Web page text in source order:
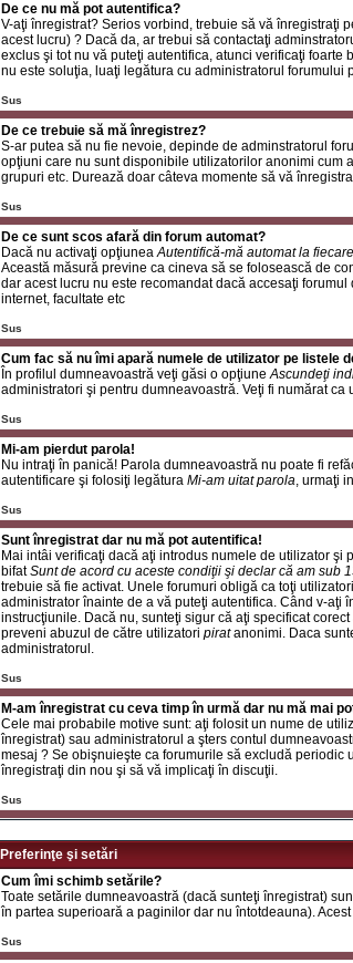
De ce nu mă pot autentifica?
V-aţi înregistrat? Serios vorbind, trebuie să vă înregistraţi
acest lucru) ? Dacă da, ar trebui să contactaţi
exclus şi tot nu vă puteţi autentifica, atunci verificaţi
nu este soluţia, luaţi legătura cu administratorul forumului
Sus
De ce trebuie să mă înregistrez?
S-ar putea să nu fie nevoie, depinde de adminstratorul
opţiuni care nu sunt disponibile utilizatorilor anonimi cum
grupuri etc. Durează doar câteva momente să vă
Sus
De ce sunt scos afară din forum automat?
Dacă nu activaţi opţiuneaAutentifică-mă automat la
Această măsură previne ca cineva să se folosească de
dar acest lucru nu este recomandat dacă accesaţi
internet, facultate etc
Sus
Cum fac să nu îmi apară numele de utilizator pe listele
În profilul dumneavoastră veţi găsi o opţiuneAscundeţi
administratori şi pentru dumneavoastră. Veţi fi numărat ca
Sus
Mi-am pierdut parola!
Nu intraţi în panică! Parola dumneavoastră nu poate fi
autentificare şi folosiţi legătura Mi-am uitat parola, urmaţi
Sus
Sunt înregistrat dar nu mă pot autentifica!
Mai intâi verificaţi dacă aţi introdus numele de utilizator şi
bifatSunt de acord cu aceste condiţii şi declar că am sub
trebuie să fie activat. Unele forumuri obligă ca toţi
administrator înainte de a vă puteţi autentifica. Când v-aţi
instrucţiunile. Dacă nu, sunteţi sigur că aţi specificat
preveni abuzul de către utilizatori piratanonimi. Daca
administratorul.
Sus
M-am înregistrat cu ceva timp în urmă dar nu mă mai
Cele mai probabile motive sunt: aţi folosit un nume de
înregistrat) sau administratorul a şters contul
mesaj ? Se obişnuieşte ca forumurile să excludă
înregistraţi din nou şi să vă implicaţi în discuţii.
Sus
Preferinţe şi setări
Cum îmi schimb setările?
Toate setările dumneavoastră (dacă sunteţi înregistrat)
în partea superioară a paginilor dar nu întotdeauna).
Sus